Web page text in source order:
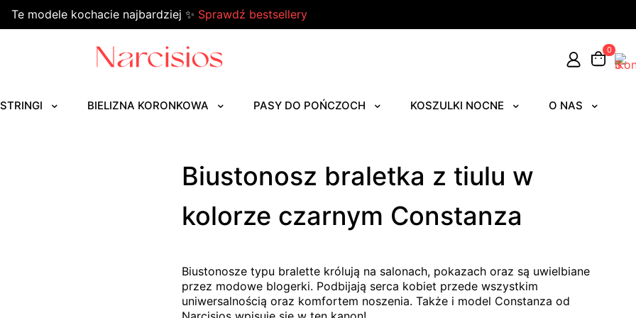
Te modele kochacie najbardziej ✨ Sprawdź bestsellery
0
STRINGI BIELIZNA KORONKOWA PASY DO POŃCZOCH KOSZULKI NOCNE O NAS
Biustonosz braletka z tiulu w
kolorze czarnym Constanza
Biustonosze typu bralette królują na salonach, pokazach oraz są uwielbiane
przez modowe blogerki. Podbijają serca kobiet przede wszystkim
uniwersalnością oraz komfortem noszenia. Także i model Constanza od